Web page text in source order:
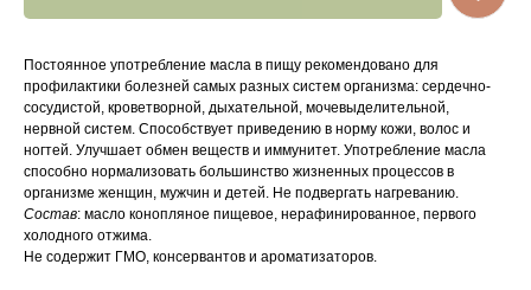
Постоянное употребление масла в пищу рекомендовано для
профилактики болезней самых разных систем организма: сердечно-
сосудистой, кроветворной, дыхательной, мочевыделительной,
нервной систем. Способствует приведению в норму кожи, волос и
ногтей. Улучшает обмен веществ и иммунитет. Употребление масла
способно нормализовать большинство жизненных процессов в
организме женщин, мужчин и детей. Не подвергать нагреванию.
Состав: масло конопляное пищевое, нерафинированное, первого
холодного отжима.
Не содержит ГМО, консервантов и ароматизаторов.